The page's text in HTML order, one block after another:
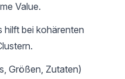
Value.
hilft bei kohärenten
Größen, Zutaten)